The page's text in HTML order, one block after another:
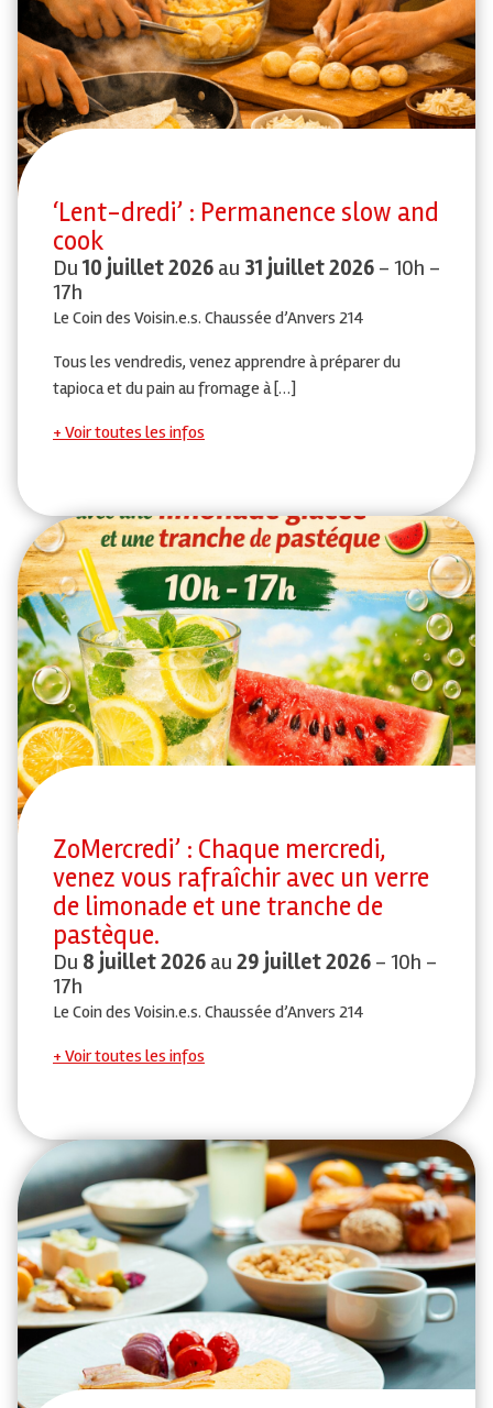
‘Lent-dredi’ : Permanence slow and
cook
Du 10 juillet 2026 au 31 juillet 2026 - 10h -
17h
Le Coin des Voisin.e.s. Chaussée d’Anvers 214
Tous les vendredis, venez apprendre à préparer du
tapioca et du pain au fromage à […]
Voir toutes les infos
ZoMercredi’ : Chaque mercredi,
venez vous rafraîchir avec un verre
de limonade et une tranche de
pastèque.
Du 8 juillet 2026 au 29 juillet 2026 - 10h -
17h
Le Coin des Voisin.e.s. Chaussée d’Anvers 214
Voir toutes les infos